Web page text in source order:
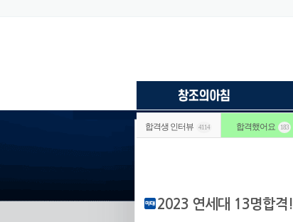
합격생 인터뷰 4114 합격했어요 183
2023 연세대 13명합격!